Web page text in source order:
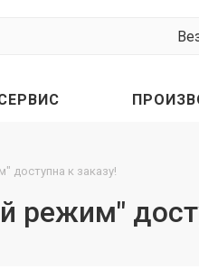
доступна к заказу!